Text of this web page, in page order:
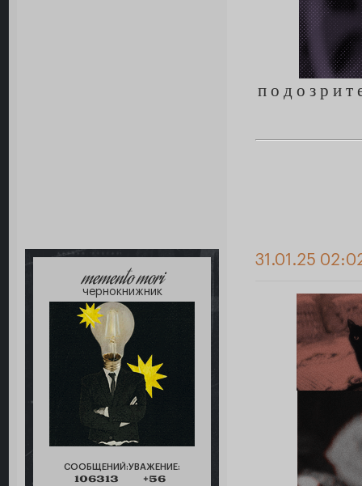
п о д о з р и
memento mori
чернокнижник
СООБЩЕНИЙ:
106313
УВАЖЕНИЕ:
+56
31.01.25